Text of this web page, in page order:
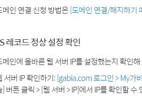
메인 연결 신청 방법은[도메인 연결/해지하기
레코드 정상 설정 확인
메인에 올바른 웹 서버 IP를 설정했는지 확인
서버 IP 확인하기:[gabia.com 로그인 > My가
] 버튼 클릭 > [웹 서버 > IP]에서 IP를 확인할 수